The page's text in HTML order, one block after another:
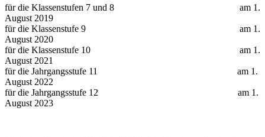
für die Klassenstufen 7 und 8 am 1.
August 2019
für die Klassenstufe 9 am 1.
August 2020
für die Klassenstufe 10 am 1.
August 2021
für die Jahrgangsstufe 11 am 1.
August 2022
für die Jahrgangsstufe 12 am 1.
August 2023